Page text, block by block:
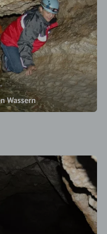
Wassern